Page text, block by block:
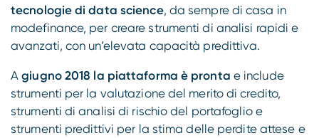
tecnologie di data science, da sempre di casa in
modefinance, per creare strumenti di analisi rapidi e
avanzati, con un’elevata capacità predittiva.
Agiugno 2018 la piattaforma è pronta e include
strumenti per la valutazione del merito di credito,
strumenti di analisi di rischio del portafoglio e
strumenti predittivi per la stima delle perdite attese e